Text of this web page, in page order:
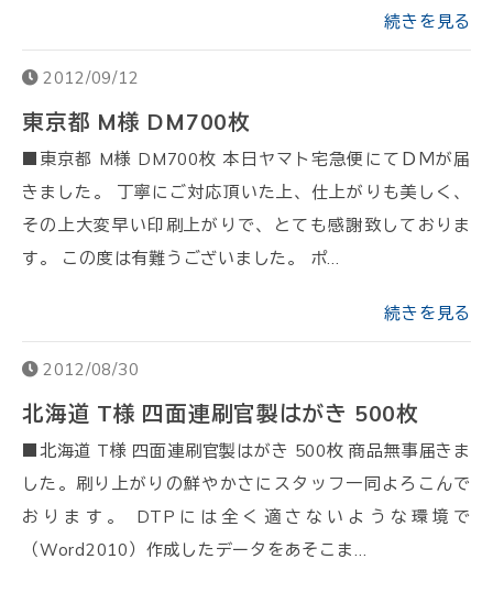
続きを見る
2012/09/12
東京都 M様 DM700枚
■東京都 M様 DM700枚 本日ヤマト宅急便にてＤＭが届
きました。 丁寧にご対応頂いた上、仕上がりも美しく、
その上大変早い印刷上がりで、とても感謝致しておりま
す。 この度は有難うございました。 ポ…
続きを見る
2012/08/30
北海道 T様 四面連刷官製はがき 500枚
■北海道 T様 四面連刷官製はがき 500枚 商品無事届きま
した。刷り上がりの鮮やかさにスタッフ一同よろこんで
おります。 DTPには全く適さないような環境で
（Word2010）作成したデータをあそこま…